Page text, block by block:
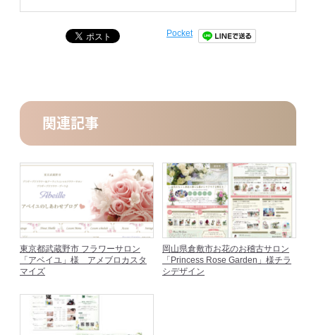
Pocket
関連記事
東京都武蔵野市 フラワーサロン
「アベイユ」様 アメブロカスタ
マイズ
岡山県倉敷市お花のお稽古サロン
「Princess Rose Garden」様チラ
シデザイン